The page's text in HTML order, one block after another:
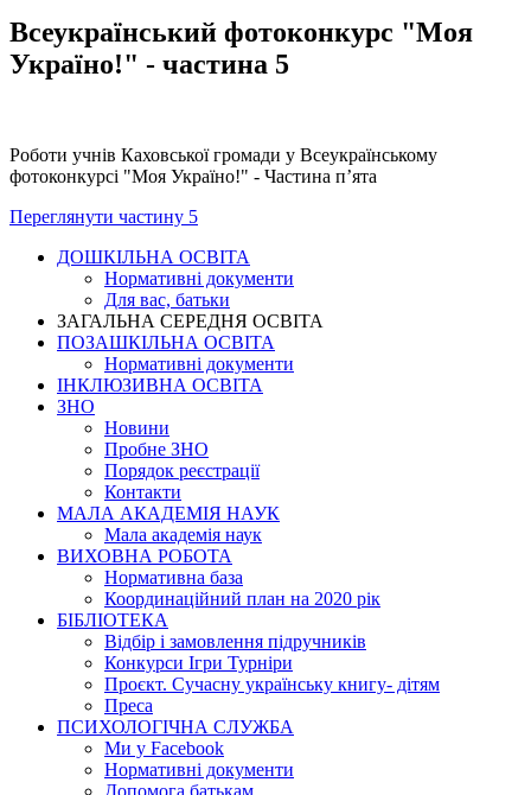
Всеукраїнський фотоконкурс "Моя
Україно!" - частина 5
Роботи учнів Каховської громади у Всеукраїнському
фотоконкурсі "Моя Україно!" - Частина п’ята
Переглянути частину 5
ДОШКІЛЬНА ОСВІТА
Нормативні документи
Для вас, батьки
ЗАГАЛЬНА СЕРЕДНЯ ОСВІТА
ПОЗАШКІЛЬНА ОСВІТА
Нормативні документи
ІНКЛЮЗИВНА ОСВІТА
ЗНО
Новини
Пробне ЗНО
Порядок реєстрації
Контакти
МАЛА АКАДЕМІЯ НАУК
Мала академія наук
ВИХОВНА РОБОТА
Нормативна база
Координаційний план на 2020 рік
БІБЛІОТЕКА
Відбір і замовлення підручників
Конкурси Ігри Турніри
Проєкт. Сучасну українську книгу- дітям
Преса
ПСИХОЛОГІЧНА СЛУЖБА
Ми у Facebook
Нормативні документи
Допомога батькам